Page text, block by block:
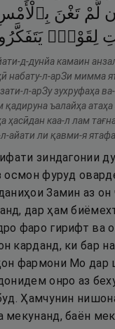
لَّمْ تَغْنَ
لِقَوْمٍۢ
д-дунйа камаин
набату-л-арЗи мимма
л-арЗу зухруфаҳа
қадируна ъалайҳа
ҳасӣдан каа-л лам
айати ли қавми-я
зиндагонии
осмон фуруд
Замин аз
дар ҳам
фаро гирифт ва
карданд, ки бар
фармони Мо дар
онро аз
Ҳамчунин
мекунанд, баён